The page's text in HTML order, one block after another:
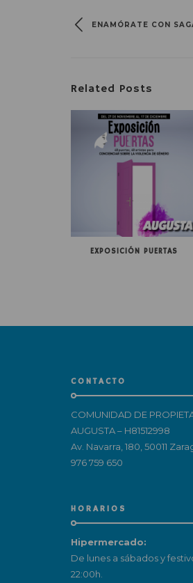
ENAMÓRATE CON
Related Posts
EXPOSICIÓN PUERTAS
CONTACTO
COMUNIDAD DE
AUGUSTA – H81512998
Av. Navarra, 180, 50011
976 759 650
HORARIOS
Hipermercado:
De lunes a sábados y
22:00h.